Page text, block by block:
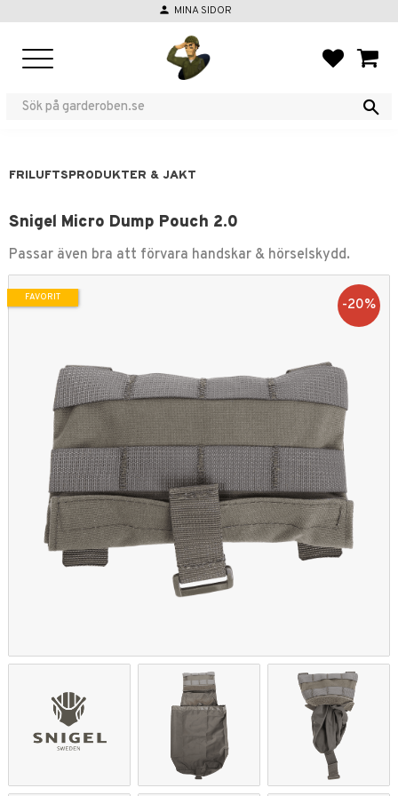
person MINA SIDOR
FRILUFTSPRODUKTER & JAKT
Snigel Micro Dump Pouch 2.0
Passar även bra att förvara handskar & hörselskydd.
20%
FAVORIT